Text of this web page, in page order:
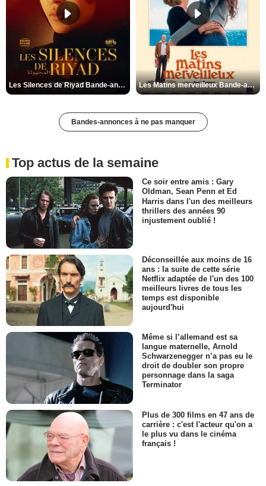
Les Silences de Riyad Bande-annonce VO STFR Les Matins merveilleux Bande-annonce VF
Bandes-annonces à ne pas manquer
Top actus de la semaine
Ce soir entre amis : Gary
Oldman, Sean Penn et Ed
Harris dans l'un des meilleurs
thrillers des années 90
injustement oublié !
Déconseillée aux moins de 16
ans : la suite de cette série
Netflix adaptée de l'un des 100
meilleurs livres de tous les
temps est disponible
aujourd'hui
Même si l’allemand est sa
langue maternelle, Arnold
Schwarzenegger n’a pas eu le
droit de doubler son propre
personnage dans la saga
Terminator
Plus de 300 films en 47 ans de
carrière : c'est l'acteur qu'on a
le plus vu dans le cinéma
français !